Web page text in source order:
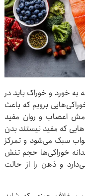
به خورد و خوراک باید در
برویم که باعث
اعصاب و روان مفید
که مفید نیستند بدن
سبک می‌شود و تمرکز
خوراکی‌ها حجم تنش
و ذهن را از حالت